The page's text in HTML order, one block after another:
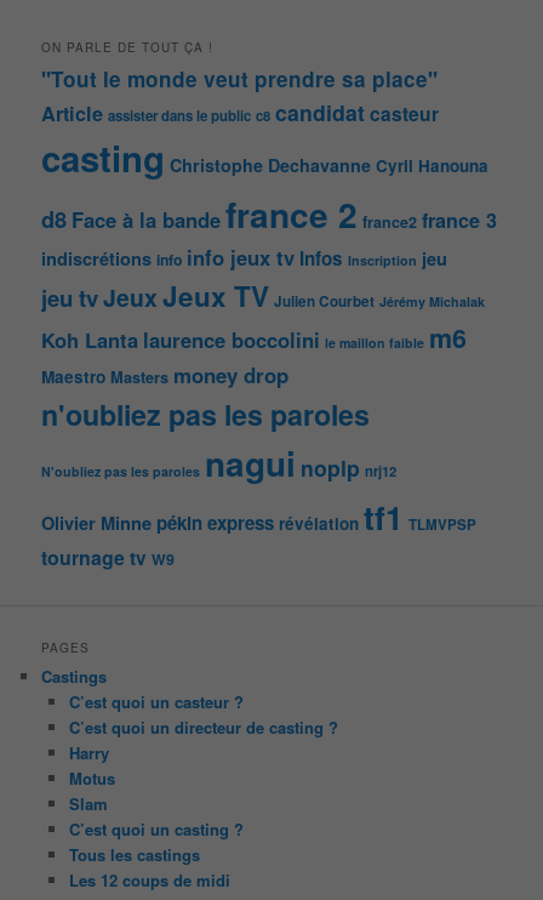
ON PARLE DE TOUT ÇA !
"Tout le monde veut prendre sa place"
Article assister dans le public c8 candidatcasteur
casting Christophe Dechavanne Cyril Hanouna
d8 Face à la bandefrance 2 france2 france 3
indiscrétions info info jeux tv Infos Inscription jeu
jeu tvJeuxJeux TV Julien Courbet Jérémy Michalak
Koh Lanta laurence boccolini le maillon faible m6
Maestro Masters money drop
n'oubliez pas les paroles
N'oubliez pas les paroles nagui noplp nrj12
Olivier Minne pékin express révélation tf1 TLMVPSP
tournagetv W9
PAGES
Castings
C’est quoi un casteur ?
C’est quoi un directeur de casting ?
Harry
Motus
Slam
C’est quoi un casting ?
Tous les castings
Les 12 coups de midi